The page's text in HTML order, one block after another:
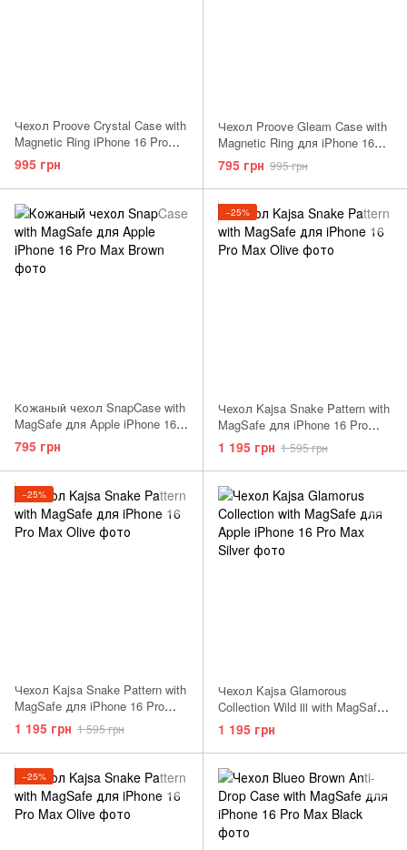
Чехол Proove Crystal Case with
Magnetic Ring iPhone 16 Pro
Max Transparent
995 грн
Чехол Proove Gleam Case with
Magnetic Ring для iPhone 16
Pro Max Silver Peak
795 грн 995 грн
Кожаный чехол SnapCase with
MagSafe для Apple iPhone 16
Pro Max Brown
795 грн
−25%
Чехол Kajsa Snake Pattern with
MagSafe для iPhone 16 Pro
Max Light Gray
1 195 грн 1 595 грн
−25%
Чехол Kajsa Snake Pattern with
MagSafe для iPhone 16 Pro
Max Olive
1 195 грн 1 595 грн
Чехол Kajsa Glamorous
Collection Wild Ⅲ with MagSafe
для Apple iPhone 16 Pro Max
Silver
1 195 грн
−25%